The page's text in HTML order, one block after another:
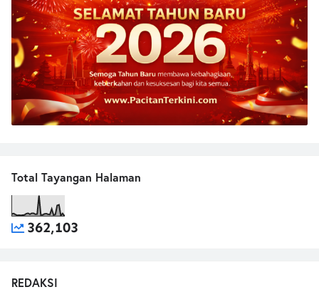
Total Tayangan Halaman
362,103
REDAKSI